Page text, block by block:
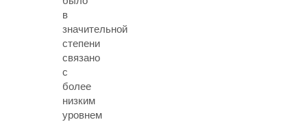
в
значительной
степени
связано
с
более
низким
уровнем